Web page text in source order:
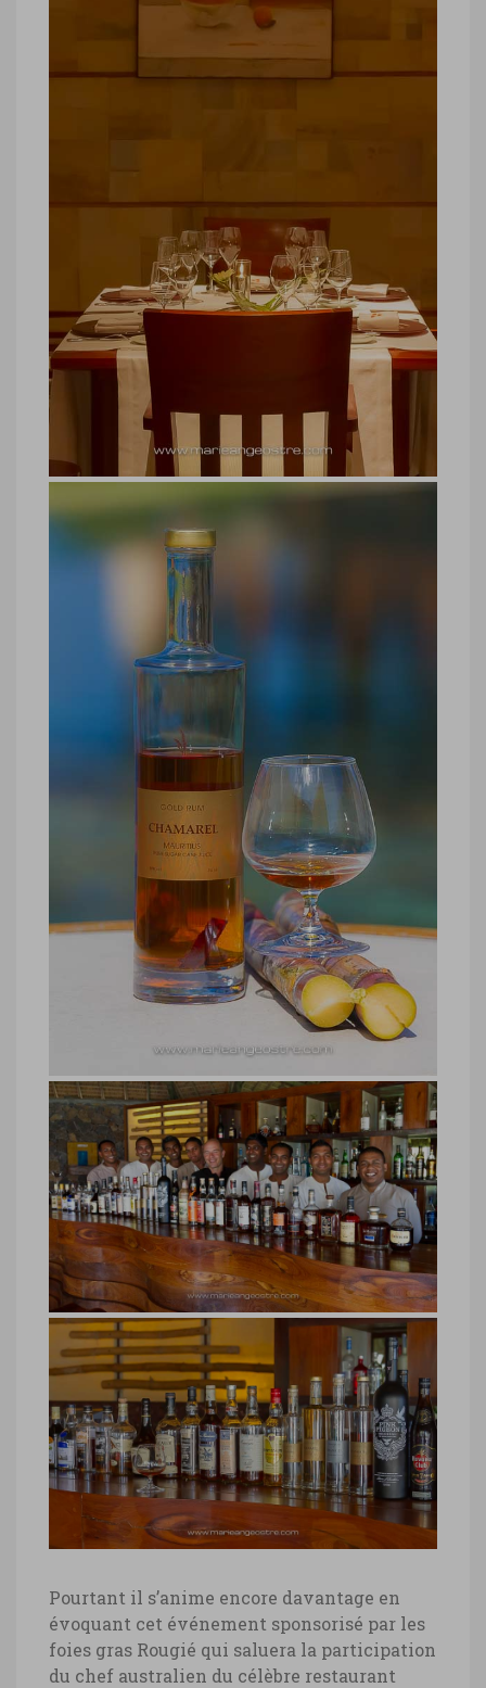
Bruno Le Gac, Executive Chef
groupe Constance
Bruno Le Gac, Executive Chef groupe
Constance © Marie-Ange Ostré
hôtel Belle Mare Plage, restaurant
hôtel Belle Mare Plage, restaurant ©
hôtel Belle Mare Plage, rhum île
Maurice
hôtel Belle Mare Plage, rhum île Maurice
© Marie-Ange Ostré
Hôtel Belle-Mare Plage, équipe du
bar
Hôtel Belle-Mare Plage, équipe du bar ©
Marie-Ange Ostré
hôtel Belle Mare Plage, collection de
rhums
Pourtant il s’anime encore davantage en
évoquant cet événement sponsorisé par les
foies gras Rougié qui saluera la participation
du chef australien du célèbre restaurant